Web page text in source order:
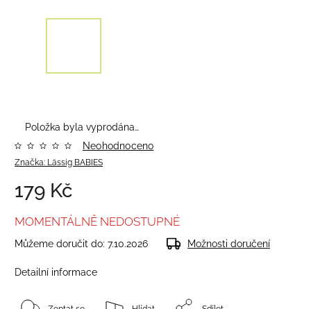
Položka byla vyprodána…
Značka: Lässig BABIES
Neohodnoceno
179 Kč
MOMENTÁLNĚ NEDOSTUPNÉ
Můžeme doručit do: 7.10.2026 Možnosti doručení
Detailní informace